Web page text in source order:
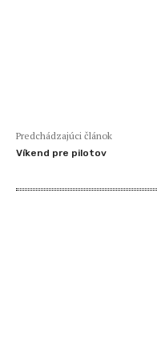
Predchádzajúci článok
Víkend pre pilotov